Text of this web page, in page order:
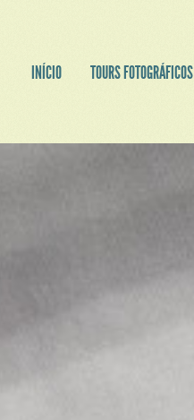
INÍCIO TOURS FOTOGRÁFICOS